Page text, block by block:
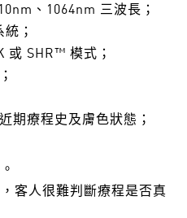
、1064nm 三波長；
；
或 SHR™ 模式；
期療程史及膚色狀態；
客人很難判斷療程是否真